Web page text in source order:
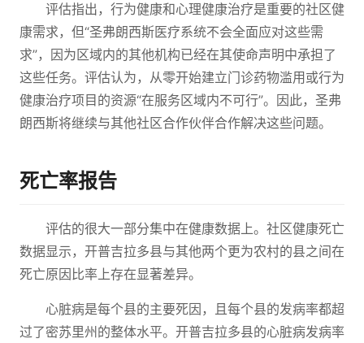
评估指出，行为健康和心理健康治疗是重要的社区健
康需求，但“圣弗朗西斯医疗系统不会全面应对这些需
求”，因为区域内的其他机构已经在其使命声明中承担了
这些任务。评估认为，从零开始建立门诊药物滥用或行为
健康治疗项目的资源“在服务区域内不可行”。因此，圣弗
朗西斯将继续与其他社区合作伙伴合作解决这些问题。
死亡率报告
评估的很大一部分集中在健康数据上。社区健康死亡
数据显示，开普吉拉多县与其他两个更为农村的县之间在
死亡原因比率上存在显著差异。
心脏病是每个县的主要死因，且每个县的发病率都超
过了密苏里州的整体水平。开普吉拉多县的心脏病发病率